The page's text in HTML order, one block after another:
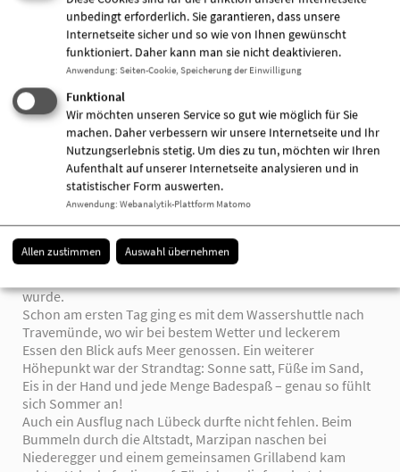
Meldungen der Einrichtung
07.11.2025 | OPR I Travemünde
Ferienfahrt an die Ostsee – Sonne, Spaß und ganz viel
Wasser!
Unsere diesjährige Sommerferienfahrt führte uns nach
Travemünde-Priwall - an die wunderschöne Ostsee. Mit
sieben Jugendlichen, zwei Erziehern und jeder Menge
guter Laune verbrachten wir dort eine unvergessliche
Woche in einem tollen Ferienhaus – mit Whirlpool, Sauna
wurde.
Schon am ersten Tag ging es mit dem Wassershuttle nach
Travemünde, wo wir bei bestem Wetter und leckerem
Essen den Blick aufs Meer genossen. Ein weiterer
Höhepunkt war der Strandtag: Sonne satt, Füße im Sand,
Eis in der Hand und jede Menge Badespaß – genau so fühlt
sich Sommer an!
Auch ein Ausflug nach Lübeck durfte nicht fehlen. Beim
Bummeln durch die Altstadt, Marzipan naschen bei
Niederegger und einem gemeinsamen Grillabend kam
unbedingt erforderlich. Sie garantieren, dass unsere
Internetseite sicher und so wie von Ihnen gewünscht
funktioniert. Daher kann man sie nicht deaktivieren.
Anwendung: Seiten-Cookie, Speicherung der Einwilligung
Funktional
Wir möchten unseren Service so gut wie möglich für Sie
machen. Daher verbessern wir unsere Internetseite und Ihr
Nutzungserlebnis stetig. Um dies zu tun, möchten wir Ihren
Aufenthalt auf unserer Internetseite analysieren und in
statistischer Form auswerten.
Anwendung: Webanalytik-Plattform Matomo
Allen zustimmen Auswahl übernehmen